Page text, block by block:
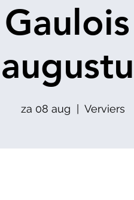
za 08 aug Verviers